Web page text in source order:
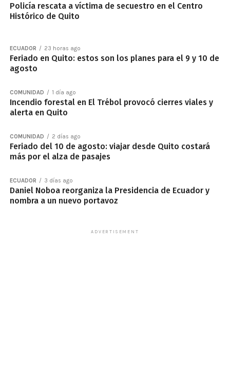
Policía rescata a víctima de secuestro en el Centro
Histórico de Quito
ECUADOR 23 horas ago
Feriado en Quito: estos son los planes para el 9 y 10 de
agosto
COMUNIDAD 1 día ago
Incendio forestal en El Trébol provocó cierres viales y
alerta en Quito
COMUNIDAD 2 días ago
Feriado del 10 de agosto: viajar desde Quito costará
más por el alza de pasajes
ECUADOR 3 días ago
Daniel Noboa reorganiza la Presidencia de Ecuador y
nombra a un nuevo portavoz
ADVERTISEMENT